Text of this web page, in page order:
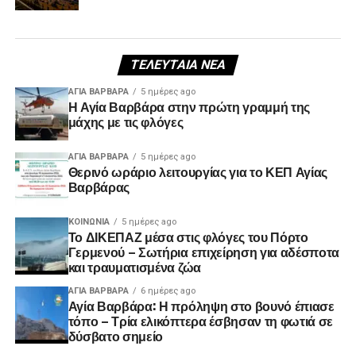
ΤΕΛΕΥΤΑΊΑ ΝΈΑ
ΑΓΙΑ ΒΑΡΒΑΡΑ 5 ημέρες ago
Η Αγία Βαρβάρα στην πρώτη γραμμή της
μάχης με τις φλόγες
ΑΓΙΑ ΒΑΡΒΑΡΑ 5 ημέρες ago
Θερινό ωράριο λειτουργίας για το ΚΕΠ Αγίας
Βαρβάρας
ΚΟΙΝΩΝΊΑ 5 ημέρες ago
Το ΔΙΚΕΠΑΖ μέσα στις φλόγες του Πόρτο
Γερμενού – Σωτήρια επιχείρηση για αδέσποτα
και τραυματισμένα ζώα
ΑΓΙΑ ΒΑΡΒΑΡΑ 6 ημέρες ago
Αγία Βαρβάρα: Η πρόληψη στο βουνό έπιασε
τόπο – Τρία ελικόπτερα έσβησαν τη φωτιά σε
δύσβατο σημείο